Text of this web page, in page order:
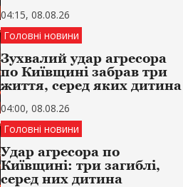
04:15, 08.08.26
Головні новини
Зухвалий удар агресора
по Київщині забрав три
життя, серед яких дитина
04:00, 08.08.26
Головні новини
Удар агресора по
Київщині: три загиблі,
серед них дитина